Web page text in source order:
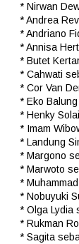
* Nirwan
* Andrea
* Andriano
* Annisa
* Butet
* Cahwati
* Cor Van
* Eko
* Henky
* Imam
* Landung
* Margono
* Marwoto
*
* Nobuyuki
* Olga Lydia
* Rukman
* Sagita